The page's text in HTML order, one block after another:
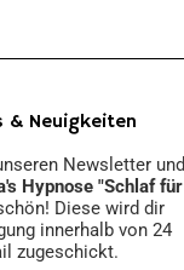
& Neuigkeiten
Newsletter und
Hypnose "Schlaf für
Diese wird dir
innerhalb von 24
zugeschickt.